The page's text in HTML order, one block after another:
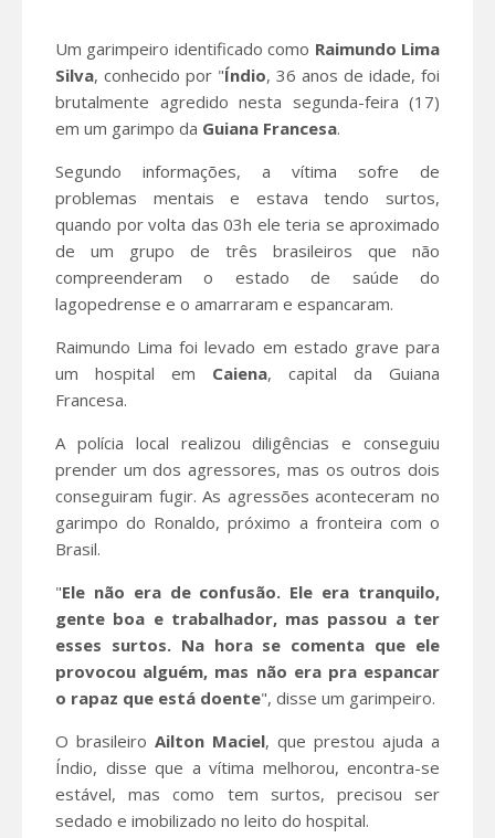
Um garimpeiro identificado como Raimundo Lima
Silva, conhecido por "Índio, 36 anos de idade, foi
brutalmente agredido nesta segunda-feira (17)
em um garimpo da Guiana Francesa.
Segundo informações, a vítima sofre de
problemas mentais e estava tendo surtos,
quando por volta das 03h ele teria se aproximado
de um grupo de três brasileiros que não
compreenderam o estado de saúde do
lagopedrense e o amarraram e espancaram.
Raimundo Lima foi levado em estado grave para
um hospital em Caiena, capital da Guiana
Francesa.
A polícia local realizou diligências e conseguiu
prender um dos agressores, mas os outros dois
conseguiram fugir. As agressões aconteceram no
garimpo do Ronaldo, próximo a fronteira com o
Brasil.
"Ele não era de confusão. Ele era tranquilo,
gente boa e trabalhador, mas passou a ter
esses surtos. Na hora se comenta que ele
provocou alguém, mas não era pra espancar
o rapaz que está doente", disse um garimpeiro.
O brasileiro Ailton Maciel, que prestou ajuda a
Índio, disse que a vítima melhorou, encontra-se
estável, mas como tem surtos, precisou ser
sedado e imobilizado no leito do hospital.